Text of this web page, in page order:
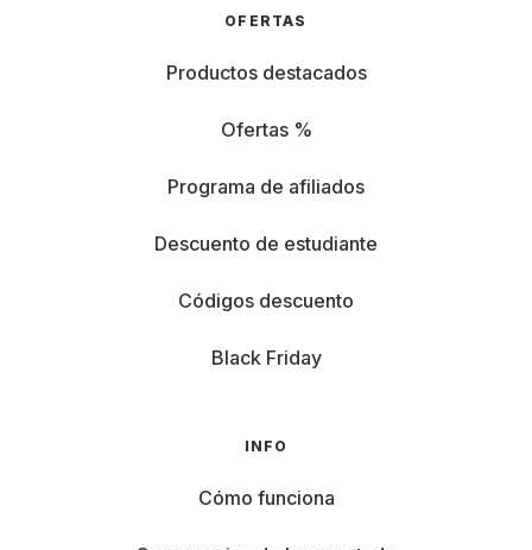
OFERTAS
Productos destacados
Ofertas %
Programa de afiliados
Descuento de estudiante
Códigos descuento
Black Friday
INFO
Cómo funciona